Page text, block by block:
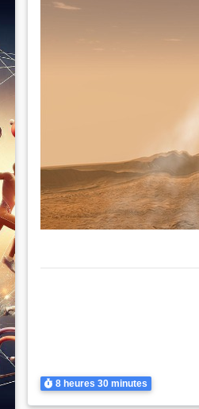
Durée
8 heures 30 minutes